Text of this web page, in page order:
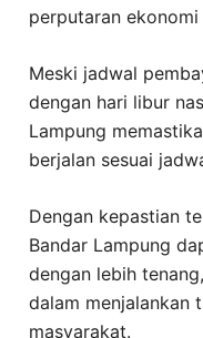
perputaran ekonomi
Meski jadwal
dengan hari libur
Lampung
berjalan sesuai
Dengan kepastian
Bandar Lampung
dengan lebih
dalam menjalankan
masyarakat.